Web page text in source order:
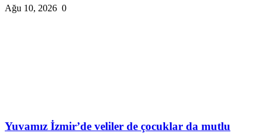
Ağu 10, 2026 0
Yuvamız İzmir’de veliler de çocuklar da mutlu